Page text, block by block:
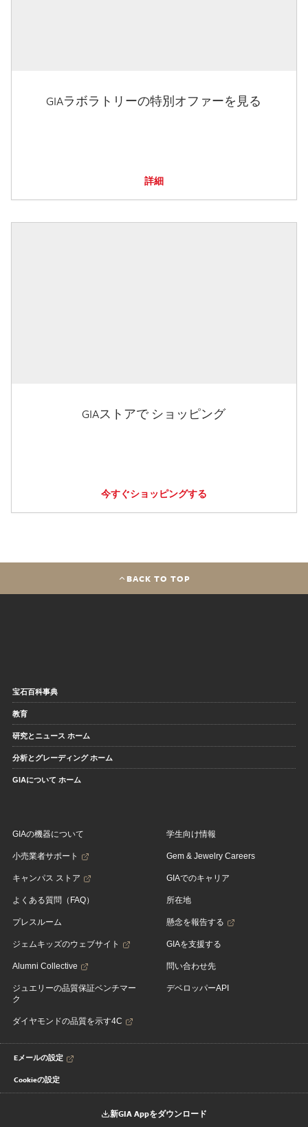
GIAラボラトリーの特別オファーを見る
詳細
GIAストアで ショッピング
今すぐショッピングする
BACK TO TOP
宝石百科事典
教育
研究とニュース ホーム
分析とグレーディング ホーム
GIAについて ホーム
GIAの機器について
小売業者サポート
キャンパス ストア
よくある質問（FAQ）
プレスルーム
ジェムキッズのウェブサイト
Alumni Collective
ジュエリーの品質保証ベンチマー
ク
ダイヤモンドの品質を示す4C
学生向け情報
Gem & Jewelry Careers
GIAでのキャリア
所在地
懸念を報告する
GIAを支援する
問い合わせ先
デベロッパーAPI
Eメールの設定
Cookieの設定
新GIA Appをダウンロード